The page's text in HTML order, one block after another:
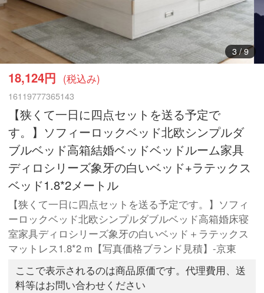
3/9
18,124円 (税込み)
16119777365143
【狭くて一日に四点セットを送る予定で
す。】ソフィーロックベッド北欧シンプルダ
ブルベッド高箱結婚ベッドベッドルーム家具
ディロシリーズ象牙の白いベッド+ラテックス
ベッド1.8*2メートル
【狭くて一日に四点セットを送る予定です。】ソフィ
ーロックベッド北欧シンプルダブルベッド高箱婚床寝
室家具ディロシリーズ象牙の白いベッド＋ラテックス
マットレス1.8*2 m【写真価格ブランド見積】-京東
ここで表示されるのは商品原価です。代理費用、送
料等はお問い合わせください